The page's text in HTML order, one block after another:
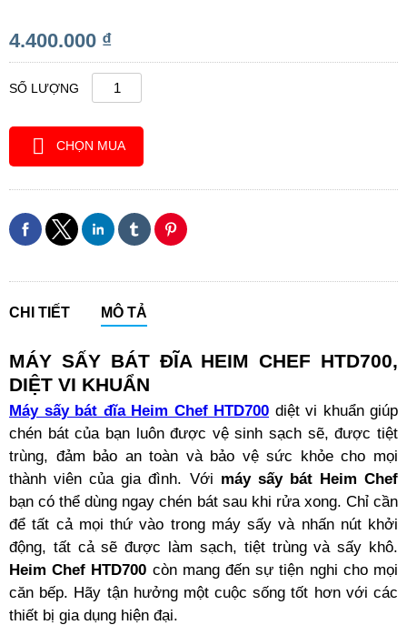
4.400.000 ₫
SỐ LƯỢNG
CHỌN MUA
CHI TIẾT MÔ TẢ
MÁY SẤY BÁT ĐĨA HEIM CHEF HTD700,
DIỆT VI KHUẨN
Máy sấy bát đĩa Heim Chef HTD700 diệt vi khuẩn giúp
chén bát của bạn luôn được vệ sinh sạch sẽ, được tiệt
trùng, đảm bảo an toàn và bảo vệ sức khỏe cho mọi
thành viên của gia đình. Với máy sấy bát Heim Chef
bạn có thể dùng ngay chén bát sau khi rửa xong. Chỉ cần
để tất cả mọi thứ vào trong máy sấy và nhấn nút khởi
động, tất cả sẽ được làm sạch, tiệt trùng và sấy khô.
Heim Chef HTD700 còn mang đến sự tiện nghi cho mọi
căn bếp. Hãy tận hưởng một cuộc sống tốt hơn với các
thiết bị gia dụng hiện đại.